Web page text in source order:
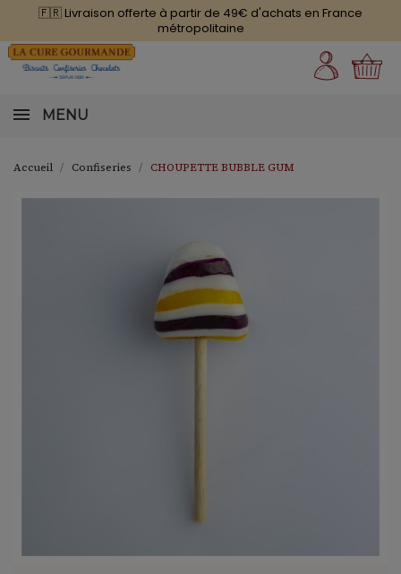
🇫🇷 Livraison offerte à partir de 49€ d'achats en France
métropolitaine
MENU
Accueil Confiseries CHOUPETTE BUBBLE GUM